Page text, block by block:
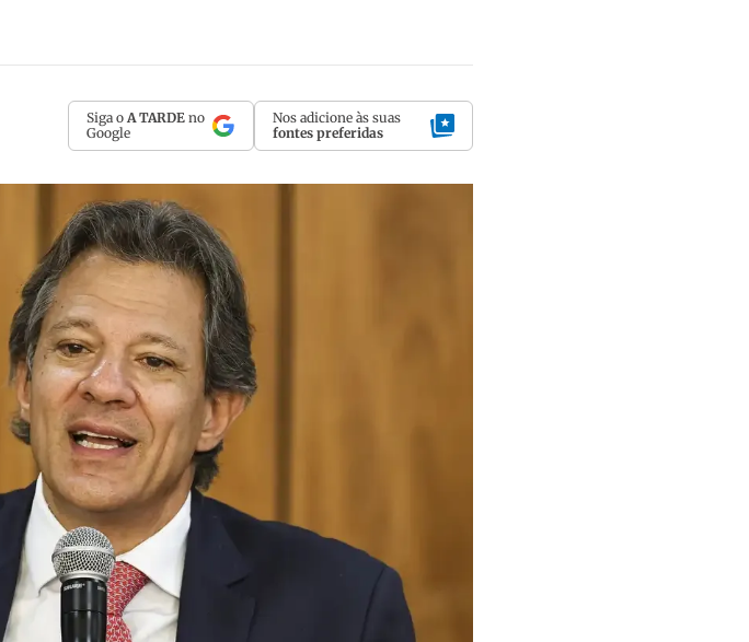
Siga o A TARDE no
Google
Nos adicione às suas
fontes preferidas